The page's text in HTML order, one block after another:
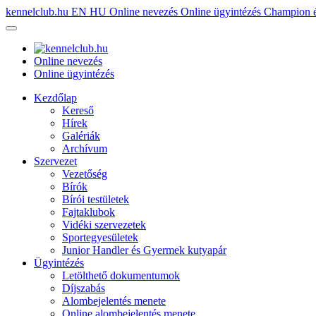
kennelclub.hu EN HU Online nevezés Online ügyintézés Champion
Online nevezés
Online ügyintézés
Kezdőlap
Kereső
Hírek
Galériák
Archívum
Szervezet
Vezetőség
Bírók
Bírói testületek
Fajtaklubok
Vidéki szervezetek
Sportegyesületek
Junior Handler és Gyermek kutyapár
Ügyintézés
Letölthető dokumentumok
Díjszabás
Alombejelentés menete
Online alombejelentés menete